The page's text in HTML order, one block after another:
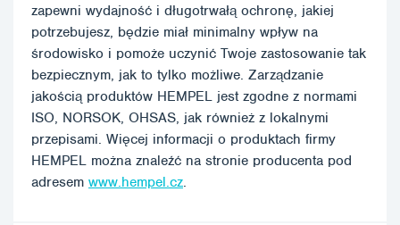
zapewni wydajność i długotrwałą ochronę, jakiej
potrzebujesz, będzie miał minimalny wpływ na
środowisko i pomoże uczynić Twoje zastosowanie tak
bezpiecznym, jak to tylko możliwe. Zarządzanie
jakością produktów HEMPEL jest zgodne z normami
ISO, NORSOK, OHSAS, jak również z lokalnymi
przepisami. Więcej informacji o produktach firmy
HEMPEL można znaleźć na stronie producenta pod
adresem www.hempel.cz.